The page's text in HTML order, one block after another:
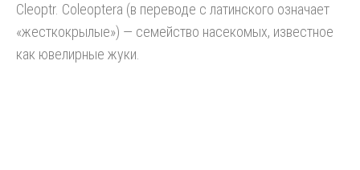
Cleoptr. Coleoptera (в переводе с латинского означает
«жесткокрылые») — семейство насекомых, известное
как ювелирные жуки.